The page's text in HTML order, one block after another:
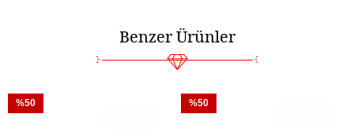
Benzer Ürünler
%50 %50